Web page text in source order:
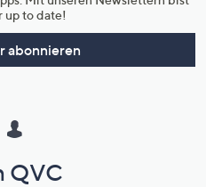
up to date!
abonnieren
QVC